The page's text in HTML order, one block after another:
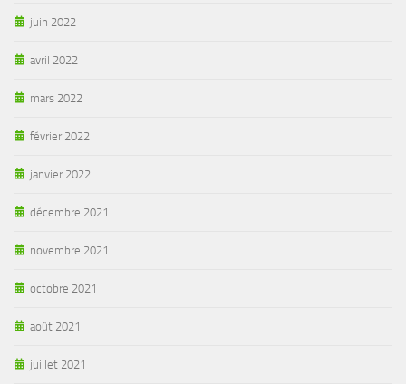
juin 2022
avril 2022
mars 2022
février 2022
janvier 2022
décembre 2021
novembre 2021
octobre 2021
août 2021
juillet 2021